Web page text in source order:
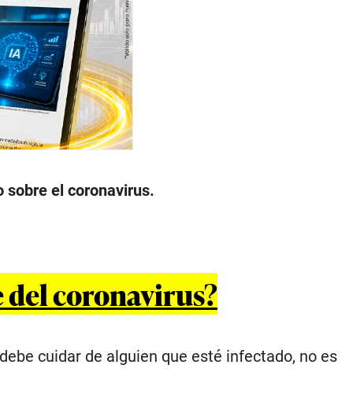
sobre el coronavirus.
coronavirus?
cuidar de alguien que esté infectado, no es